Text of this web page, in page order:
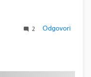
2 Odgovori